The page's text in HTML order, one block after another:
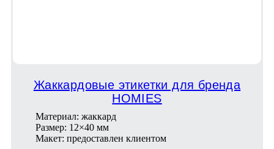
Жаккардовые этикетки для бренда
HOMIES
Материал: жаккард
Размер: 12×40 мм
Макет: предоставлен клиентом